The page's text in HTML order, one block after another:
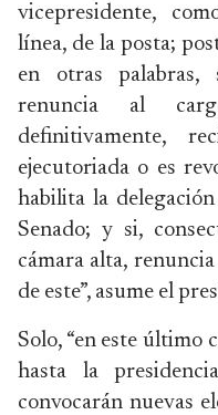
vicepresidente,
línea, de la posta;
en otras palabras,
renuncia al
definitivamente,
ejecutoriada o es
habilita la
Senado; y si,
cámara alta,
de este”, asume el
Solo, “en este último
hasta la
convocarán nuevas